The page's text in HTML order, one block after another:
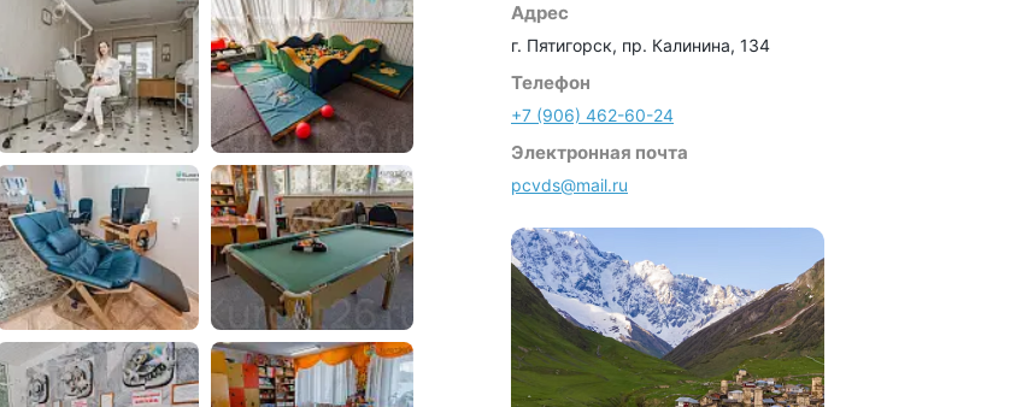
Адрес
г. Пятигорск, пр. Калинина, 134
Телефон
+7 (906) 462-60-24
Электронная почта
pcvds@mail.ru